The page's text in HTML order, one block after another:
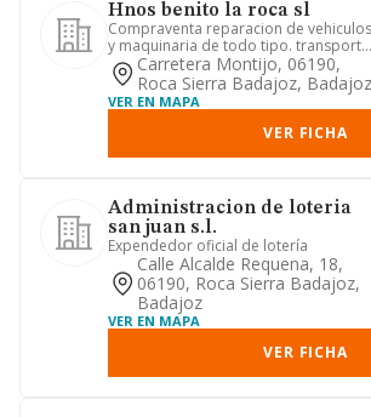
Hnos benito la roca sl
Compraventa reparacion de vehiculos
y maquinaria de todo tipo. transporte
de mercancias por carrete...
Carretera Montijo, 06190,
Roca Sierra Badajoz, Badajoz
VER EN MAPA
VER FICHA
Administracion de loteria
san juan s.l.
Expendedor oficial de lotería
Calle Alcalde Requena, 18,
06190, Roca Sierra Badajoz,
Badajoz
VER EN MAPA
VER FICHA